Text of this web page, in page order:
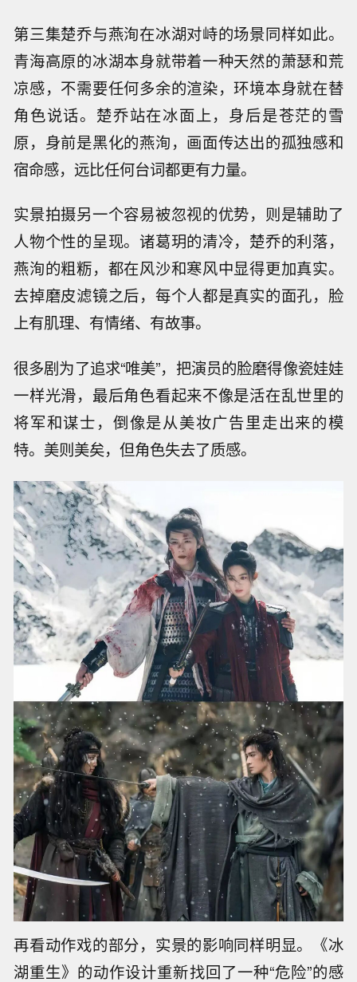
第三集楚乔与燕洵在冰湖对峙的场景同样如此。
青海高原的冰湖本身就带着一种天然的萧瑟和荒
凉感，不需要任何多余的渲染，环境本身就在替
角色说话。楚乔站在冰面上，身后是苍茫的雪
原，身前是黑化的燕洵，画面传达出的孤独感和
宿命感，远比任何台词都更有力量。
实景拍摄另一个容易被忽视的优势，则是辅助了
人物个性的呈现。诸葛玥的清冷，楚乔的利落，
燕洵的粗粝，都在风沙和寒风中显得更加真实。
去掉磨皮滤镜之后，每个人都是真实的面孔，脸
上有肌理、有情绪、有故事。
很多剧为了追求“唯美”，把演员的脸磨得像瓷娃娃
一样光滑，最后角色看起来不像是活在乱世里的
将军和谋士，倒像是从美妆广告里走出来的模
特。美则美矣，但角色失去了质感。
再看动作戏的部分，实景的影响同样明显。《冰
湖重生》的动作设计重新找回了一种“危险”的感